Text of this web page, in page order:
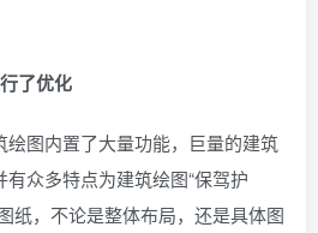
了优化
图内置了大量功能，巨量的建筑
众多特点为建筑绘图“保驾护
纸，不论是整体布局，还是具体图